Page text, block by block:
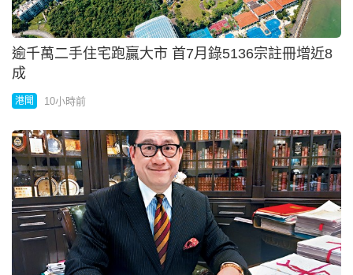
逾千萬二手住宅跑贏大市 首7月錄5136宗註冊增近8
成
港聞 10小時前